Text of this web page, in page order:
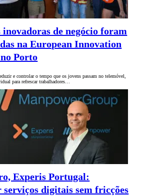
inovadoras de negócio foram
na European Innovation
Porto
e controlar o tempo que os jovens passam no telemóvel,
para refrescar trabalhadores…
Experis Portugal:
serviços digitais sem fricções